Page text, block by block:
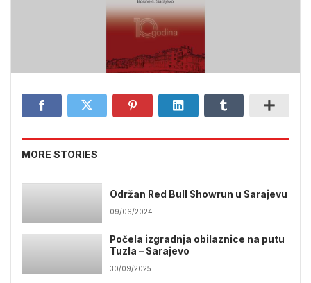
MORE STORIES
Održan Red Bull Showrun u Sarajevu
09/06/2024
Počela izgradnja obilaznice na putu
Tuzla – Sarajevo
30/09/2025